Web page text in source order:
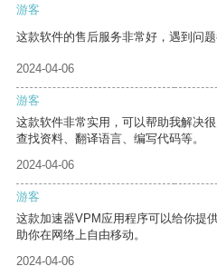
游客
这款软件的售后服务非常好，遇到问题
2024-04-06
游客
这款软件非常实用，可以帮助我解决
查找资料、翻译语言、编写代码等。
2024-04-06
游客
这款加速器VPM应用程序可以给你提
助你在网络上自由移动。
2024-04-06